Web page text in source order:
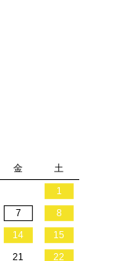
金 土
1
7
8
14
15
21
22